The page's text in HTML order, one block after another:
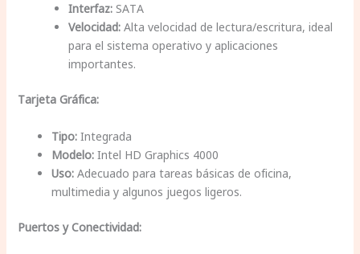
Interfaz:SATA
Velocidad:Alta velocidad de lectura/escritura, ideal
para el sistema operativo y aplicaciones
importantes.
Tarjeta Gráfica:
Tipo:Integrada
Modelo:Intel HD Graphics 4000
Uso:Adecuado para tareas básicas de oficina,
multimedia y algunos juegos ligeros.
Puertos y Conectividad: